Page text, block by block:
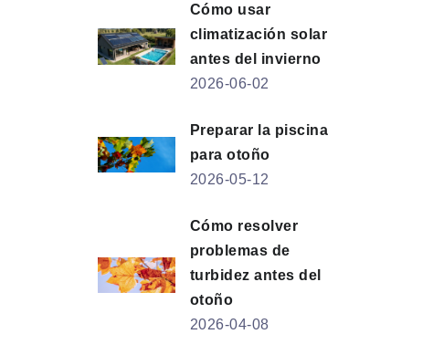
Cómo usar
climatización solar
antes del invierno
2026-06-02
Preparar la piscina
para otoño
2026-05-12
Cómo resolver
problemas de
turbidez antes del
otoño
2026-04-08